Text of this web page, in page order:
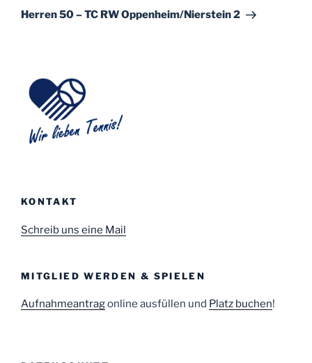
Beitrag
Herren 50 – TC RW Oppenheim/Nierstein 2
KONTAKT
Schreib uns eine Mail
MITGLIED WERDEN & SPIELEN
Aufnahmeantragonline ausfüllen und Platz buchen!